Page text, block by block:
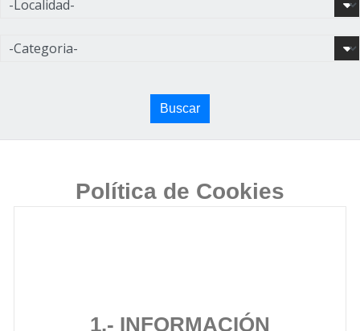
Buscar
Política de Cookies
1.- INFORMACIÓN